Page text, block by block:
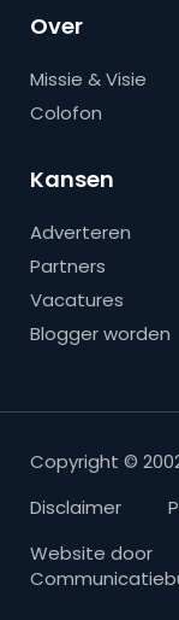
Over
Missie & Visie
Colofon
Kansen
Adverteren
Partners
Vacatures
Blogger worden
Copyright ©
Disclaimer
Website door